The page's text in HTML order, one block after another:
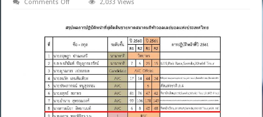
Comments Off
ผู้
ตัดสิน
วอลเลย์บอล
ชายหาด
2,033 Views